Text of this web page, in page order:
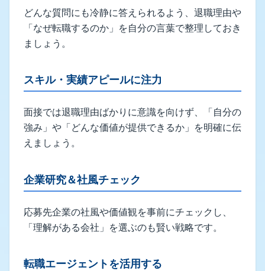
どんな質問にも冷静に答えられるよう、退職理由や
「なぜ転職するのか」を自分の言葉で整理しておき
ましょう。
スキル・実績アピールに注力
面接では退職理由ばかりに意識を向けず、「自分の
強み」や「どんな価値が提供できるか」を明確に伝
えましょう。
企業研究＆社風チェック
応募先企業の社風や価値観を事前にチェックし、
「理解がある会社」を選ぶのも賢い戦略です。
転職エージェントを活用する